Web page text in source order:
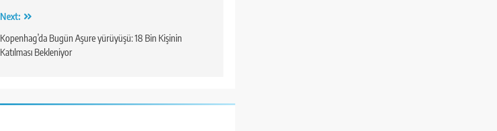
Next:
Kopenhag’da Bugün Aşure yürüyüşü: 18 Bin Kişinin
Katılması Bekleniyor